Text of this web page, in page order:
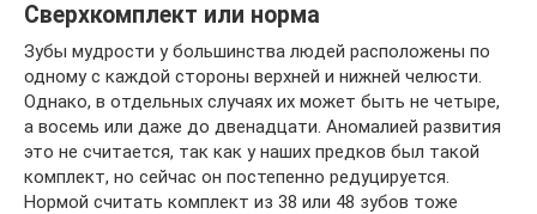
Сверхкомплект или норма
Зубы мудрости у большинства людей расположены по
одному с каждой стороны верхней и нижней челюсти.
Однако, в отдельных случаях их может быть не четыре,
а восемь или даже до двенадцати. Аномалией развития
это не считается, так как у наших предков был такой
комплект, но сейчас он постепенно редуцируется.
Нормой считать комплект из 38 или 48 зубов тоже